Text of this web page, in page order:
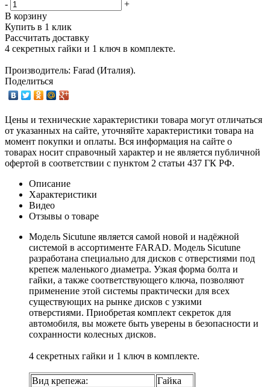
-
+
В корзину
Купить в 1 клик
Рассчитать доставку
4 секретных гайки и 1 ключ в комплекте.
Производитель: Farad (Италия).
Поделиться
Цены и технические характеристики товара могут отличаться
от указанных на сайте, уточняйте характеристики товара на
момент покупки и оплаты. Вся информация на сайте о
товарах носит справочный характер и не является публичной
офертой в соответствии с пунктом 2 статьи 437 ГК РФ.
Описание
Характеристики
Видео
Отзывы о товаре
Модель Sicutune является самой новой и надёжной
системой в ассортименте FARAD. Модель Sicutune
разработана специально для дисков с отверстиями под
крепеж маленького диаметра. Узкая форма болта и
гайки, а также соответствующего ключа, позволяют
применение этой системы практически для всех
существующих на рынке дисков с узкими
отверстиями. Приобретая комплект секреток для
автомобиля, вы можете быть уверены в безопасности и
сохранности колесных дисков.
4 секретных гайки и 1 ключ в комплекте.
Вид крепежа:
Гайка